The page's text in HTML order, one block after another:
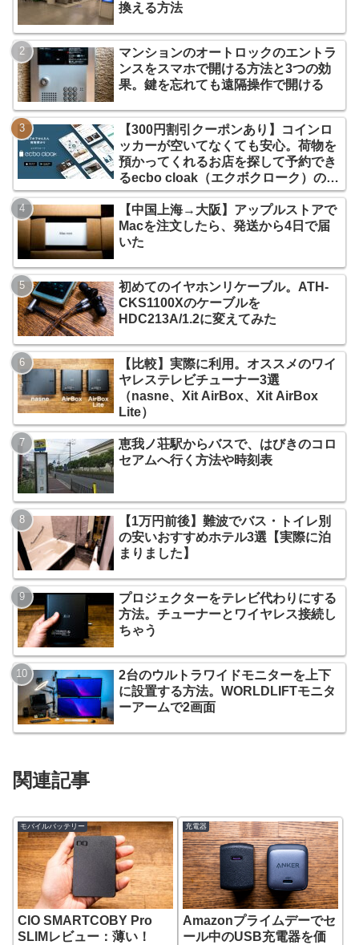
換える方法
マンションのオートロックのエントラ
ンスをスマホで開ける方法と3つの効
果。鍵を忘れても遠隔操作で開ける
【300円割引クーポンあり】コインロ
ッカーが空いてなくても安心。荷物を
預かってくれるお店を探して予約でき
るecbo cloak（エクボクローク）の使
い方
【中国上海→大阪】アップルストアで
Macを注文したら、発送から4日で届
いた
初めてのイヤホンリケーブル。ATH-
CKS1100Xのケーブルを
HDC213A/1.2に変えてみた
【比較】実際に利用。オススメのワイ
ヤレステレビチューナー3選
（nasne、Xit AirBox、Xit AirBox
Lite）
恵我ノ荘駅からバスで、はびきのコロ
セアムへ行く方法や時刻表
【1万円前後】難波でバス・トイレ別
の安いおすすめホテル3選【実際に泊
まりました】
プロジェクターをテレビ代わりにする
方法。チューナーとワイヤレス接続し
ちゃう
2台のウルトラワイドモニターを上下
に設置する方法。WORLDLIFTモニタ
ーアームで2画面
関連記事
モバイルバッテリー
CIO SMARTCOBY Pro
SLIMレビュー：薄い！
充電器
Amazonプライムデーでセ
ール中のUSB充電器を価